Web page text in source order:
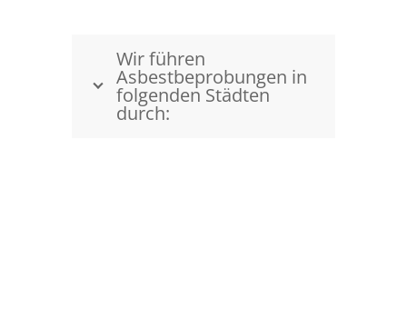
Wir führen
Asbestbeprobungen in
folgenden Städten
durch: